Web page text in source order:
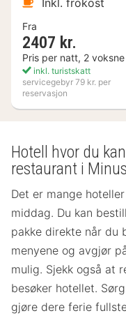
Inkl. frokost
Fra
2407 kr.
Pris per natt, 2 voksne
inkl. turistskatt
servicegebyr 79 kr. per
reservasjon
Hotell hvor du
restaurant i
Det er mange
middag. Du kan
pakke direkte når du
menyene og avgjør
mulig. Sjekk også at
besøker hotellet.
gjøre dere ferie